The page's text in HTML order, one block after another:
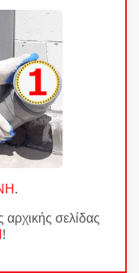
.
αρχικής σελίδας
!